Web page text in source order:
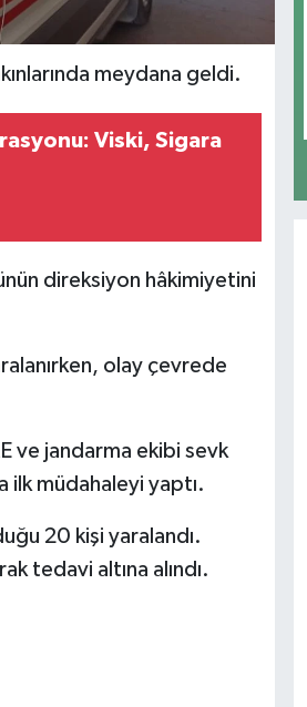
meydana geldi.
Viski, Sigara
direksiyon hâkimiyetini
olay çevrede
ve jandarma ekibi sevk
ilk müdahaleyi yaptı.
20 kişi yaralandı.
tedavi altına alındı.